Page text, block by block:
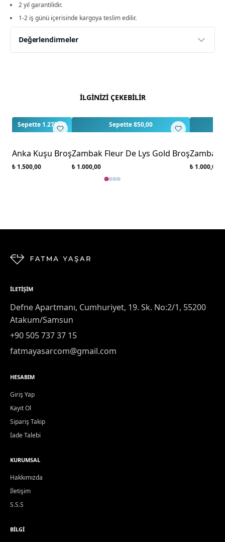
2 yıl garantilidir.
1-2 iş günü içerisinde kargoya teslim edilir.
Değerlendirmeler
Bu ürün için henüz değerlendirme yapılmamış.
İLGİNİZİ ÇEKEBİLİR
Sepette 1.275,00
Anka Kuşu Broş
₺ 1.500,00
Sepette 850,00
Zambak Fleur De Lys Gold Broş
₺ 1.000,00
Zambak
₺ 1.000,00
İLETIŞIM
Defne Apartmanı, Cumhuriyet, 19. Sk. No:2/1, 55200
Atakum/Samsun
+90 505 737 37 15
fatmayasarcom@gmail.com
HESABIM
Giriş Yap
Kayıt Ol
Sipariş Takip
İade Talebi
KURUMSAL
Hakkımızda
İletişim
S.S.S
BILGI